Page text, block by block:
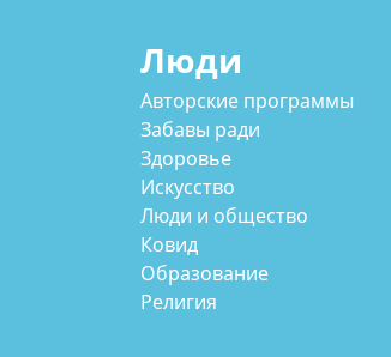
Люди
Авторские программы
Забавы ради
Здоровье
Искусство
Люди и общество
Ковид
Образование
Религия